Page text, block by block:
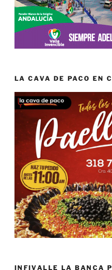
LA CAVA DE PACO EN
INFIVALLE LA BANCA